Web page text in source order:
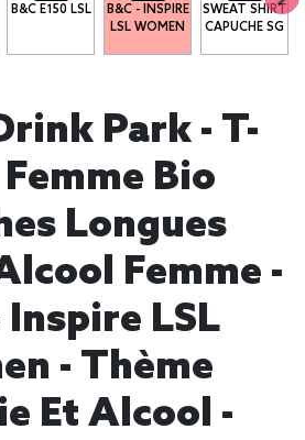
B&C E150 LSL
B&C - INSPIRE
LSL WOMEN
SWEAT SHIRT
CAPUCHE SG
Park - T-
Bio
Longues
Femme -
Inspire LSL
- Thème
Et Alcool -